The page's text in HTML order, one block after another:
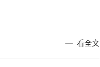
看全文